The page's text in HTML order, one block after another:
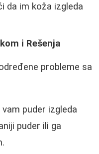
da im koža izgleda
i Rešenja
probleme sa
vam puder izgleda
puder ili ga